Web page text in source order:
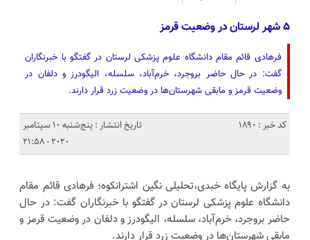
۵ شهر لرستان در وضعیت قرمز
فرهادی قائم مقام دانشگاه علوم پزشکی لرستان در گفتگو با خبرنگاران
گفت: در حال حاضر بروجرد، خرم‌آباد، سلسله، الیگودرز و دلفان در
وضعیت قرمز و مابقی شهرستان‌ها در وضعیت زرد قرار دارند.
کد خبر : 1890
تاریخ انتشار : پنج‌شنبه 10 سپتامبر
2020 - 21:58
به گزارش پایگاه خبدی،تحلیلی نگین اشترانکوه؛ فرهادی قائم مقام
دانشگاه علوم پزشکی لرستان در گفتگو با خبرنگاران گفت: در حال
حاضر بروجرد، خرم‌آباد، سلسله، الیگودرز و دلفان در وضعیت قرمز و
مابقی شهرستان‌ها در وضعیت زرد قرار دارند.